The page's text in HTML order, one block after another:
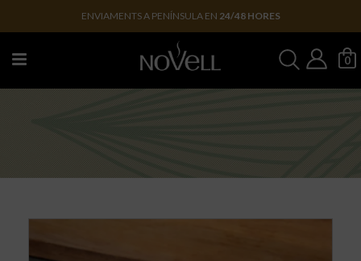
ENVIAMENTS A PENÍNSULA EN 24/48 HORES
0